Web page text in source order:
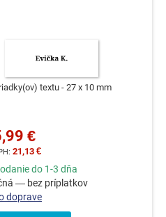
textu 27 x 10 mm
€
21,13 €
do 1-3 dňa
— bez príplatkov
doprave